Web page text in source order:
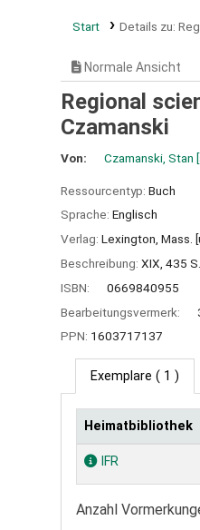
Start Details zu:
Normale Ansicht
Regional
Czamanski
Von: Czamanski, Stan
Ressourcentyp: Buch
Sprache: Englisch
Verlag: Lexington, Mass.
Beschreibung: XIX, 435
ISBN:
0669840955
Bearbeitungsvermerk:
PPN: 1603717137
Exemplare ( 1 )
Exemplare
Heimatbibliothek
IFR
Anzahl